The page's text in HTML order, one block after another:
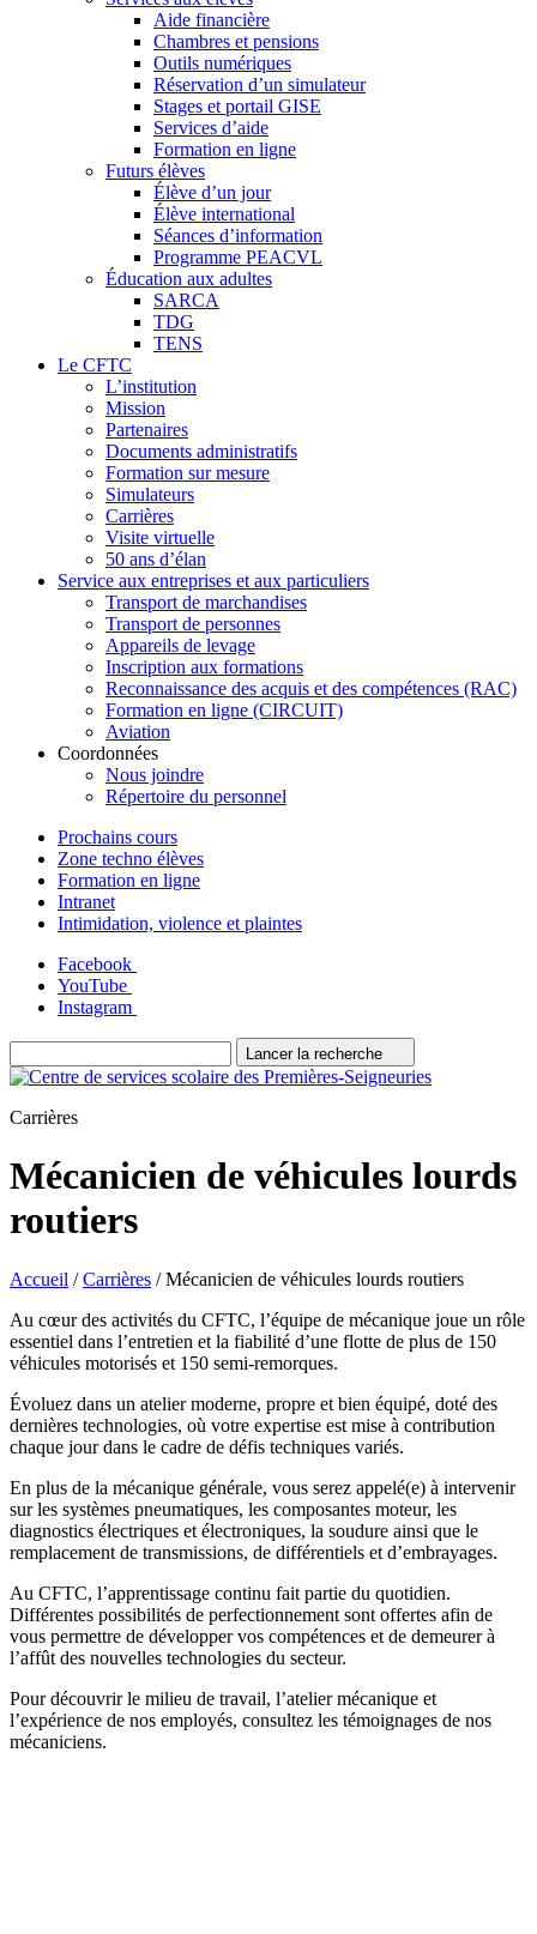
Aide financière
Chambres et pensions
Outils numériques
Réservation d’un simulateur
Stages et portail GISE
Services d’aide
Formation en ligne
Futurs élèves
Élève d’un jour
Élève international
Séances d’information
Programme PEACVL
Éducation aux adultes
SARCA
TDG
TENS
Le CFTC
L’institution
Mission
Partenaires
Documents administratifs
Formation sur mesure
Simulateurs
Carrières
Visite virtuelle
50 ans d’élan
Service aux entreprises et aux particuliers
Transport de marchandises
Transport de personnes
Appareils de levage
Inscription aux formations
Reconnaissance des acquis et des compétences (RAC)
Formation en ligne (CIRCUIT)
Aviation
Coordonnées
Nous joindre
Répertoire du personnel
Prochains cours
Zone techno élèves
Formation en ligne
Intranet
Intimidation, violence et plaintes
Facebook
YouTube
Instagram
Lancer la recherche
Carrières
Mécanicien de véhicules lourds
routiers
Accueil /Carrières /Mécanicien de véhicules lourds routiers
Au cœur des activités du CFTC, l’équipe de mécanique joue un rôle
essentiel dans l’entretien et la fiabilité d’une flotte de plus de 150
véhicules motorisés et 150 semi-remorques.
Évoluez dans un atelier moderne, propre et bien équipé, doté des
dernières technologies, où votre expertise est mise à contribution
chaque jour dans le cadre de défis techniques variés.
En plus de la mécanique générale, vous serez appelé(e) à intervenir
sur les systèmes pneumatiques, les composantes moteur, les
diagnostics électriques et électroniques, la soudure ainsi que le
remplacement de transmissions, de différentiels et d’embrayages.
Au CFTC, l’apprentissage continu fait partie du quotidien.
Différentes possibilités de perfectionnement sont offertes afin de
vous permettre de développer vos compétences et de demeurer à
l’affût des nouvelles technologies du secteur.
Pour découvrir le milieu de travail, l’atelier mécanique et
l’expérience de nos employés, consultez les témoignages de nos
mécaniciens.